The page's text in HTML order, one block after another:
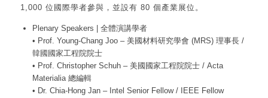
1,000 位國際學者參與，並設有 80 個產業展位。
Plenary Speakers | 全體演講學者
• Prof. Young-Chang Joo – 美國材料研究學會 (MRS) 理事長 /
韓國國家工程院院士
• Prof. Christopher Schuh – 美國國家工程院院士 / Acta
Materialia 總編輯
• Dr. Chia-Hong Jan – Intel Senior Fellow / IEEE Fellow